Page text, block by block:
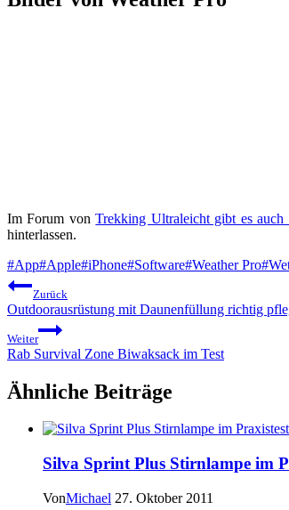
Im Forum vonTrekking Ultraleicht gibt es auch
hinterlassen.
Schlagworte:
#App#Apple#iPhone#Software#Weather Pro#
Beitragsnavigation
Zurück
Outdoorausrüstung mit Daunenfüllung richtig
Weiter
Rab Survival Zone Biwaksack im Test
Ähnliche Beiträge
Silva Sprint Plus Stirnlampe im
VonMichael 27. Oktober 2011